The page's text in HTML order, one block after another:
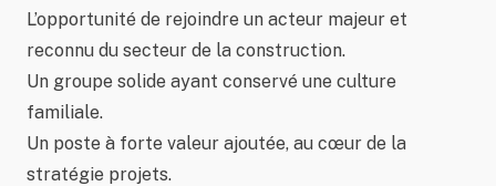
L’opportunité de rejoindre un acteur majeur et
reconnu du secteur de la construction.
Un groupe solide ayant conservé une culture
familiale.
Un poste à forte valeur ajoutée, au cœur de la
stratégie projets.